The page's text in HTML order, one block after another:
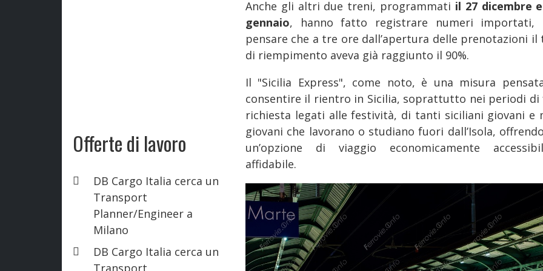
Offerte di lavoro
DB Cargo Italia cerca un
Transport
Planner/Engineer a
Milano
DB Cargo Italia cerca un
Transport
Anche gli altri due treni, programmati il 27 dicembre
gennaio, hanno fatto registrare numeri importati,
pensare che a tre ore dall’apertura delle prenotazioni il
di riempimento aveva già raggiunto il 90%.
Il "Sicilia Express", come noto, è una misura
consentire il rientro in Sicilia, soprattutto nei periodi
richiesta legati alle festività, di tanti siciliani giovani e
giovani che lavorano o studiano fuori dall’Isola,
un’opzione di viaggio economicamente
affidabile.